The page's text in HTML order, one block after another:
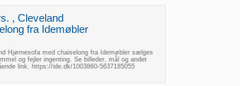
, Cleveland
fra Idemøbler
Hjørnesofa med chaiselong fra Idemøbler sælges
og fejler ingenting. Se billeder, mål og andet
link. https://ide.dk/1003860-5637185055